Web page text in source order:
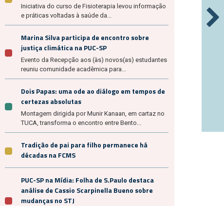
Iniciativa do curso de Fisioterapia levou informação
e práticas voltadas à saúde da...
Marina Silva participa de encontro sobre
justiça climática na PUC-SP
Evento da Recepção aos (às) novos(as) estudantes
reuniu comunidade acadêmica para...
Dois Papas: uma ode ao diálogo em tempos de
certezas absolutas
Montagem dirigida por Munir Kanaan, em cartaz no
TUCA, transforma o encontro entre Bento...
Tradição de pai para filho permanece há
décadas na FCMS
PUC-SP na Mídia: Folha de S.Paulo destaca
análise de Cassio Scarpinella Bueno sobre
mudanças no STJ